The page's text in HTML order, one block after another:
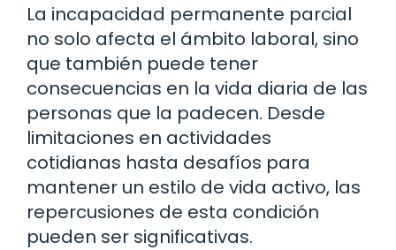
La incapacidad permanente parcial
no solo afecta el ámbito laboral, sino
que también puede tener
consecuencias en la vida diaria de las
personas que la padecen. Desde
limitaciones en actividades
cotidianas hasta desafíos para
mantener un estilo de vida activo, las
repercusiones de esta condición
pueden ser significativas.